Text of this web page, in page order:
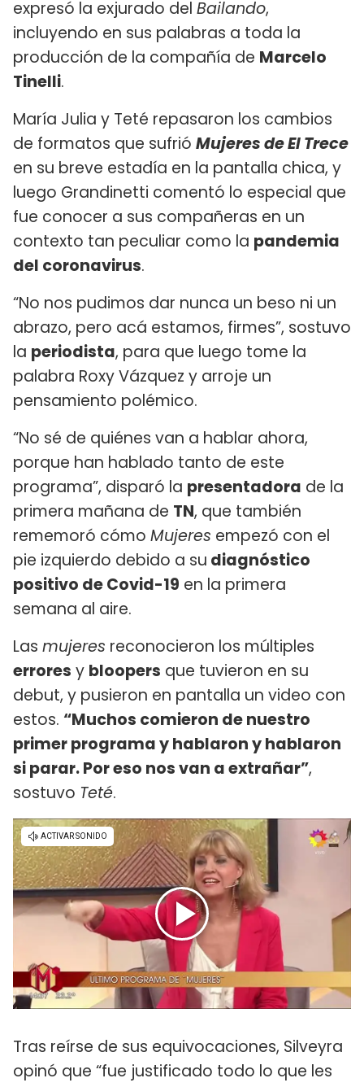
expresó la exjurado del Bailando,
incluyendo en sus palabras a toda la
producción de la compañía de Marcelo
Tinelli.
María Julia y Teté repasaron los cambios
de formatos que sufrió Mujeres de El Trece
en su breve estadía en la pantalla chica, y
luego Grandinetti comentó lo especial que
fue conocer a sus compañeras en un
contexto tan peculiar como la pandemia
del coronavirus.
“No nos pudimos dar nunca un beso ni un
abrazo, pero acá estamos, firmes”, sostuvo
la periodista, para que luego tome la
palabra Roxy Vázquez y arroje un
pensamiento polémico.
“No sé de quiénes van a hablar ahora,
porque han hablado tanto de este
programa”, disparó la presentadora de la
primera mañana de TN, que también
rememoró cómo Mujeres empezó con el
pie izquierdo debido a su diagnóstico
positivo de Covid-19 en la primera
semana al aire.
Las mujeres reconocieron los múltiples
errores y bloopers que tuvieron en su
debut, y pusieron en pantalla un video con
estos. “Muchos comieron de nuestro
primer programa y hablaron y hablaron
si parar. Por eso nos van a extrañar”,
sostuvo Teté.
Tras reírse de sus equivocaciones, Silveyra
opinó que “fue justificado todo lo que les